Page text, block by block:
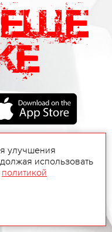
улучшения
использовать
политикой